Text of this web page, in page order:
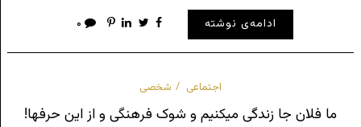
ادامه‌ی نوشته ۰
اجتماعی شخصی
ما فلان جا زندگی میکنیم و شوک فرهنگی و از این حرفها!